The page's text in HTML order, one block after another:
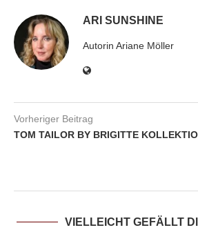
ARI SUNSHINE
Autorin Ariane Möller
Vorheriger Beitrag
TOM TAILOR BY BRIGITTE
VIELLEICHT GEFÄLLT